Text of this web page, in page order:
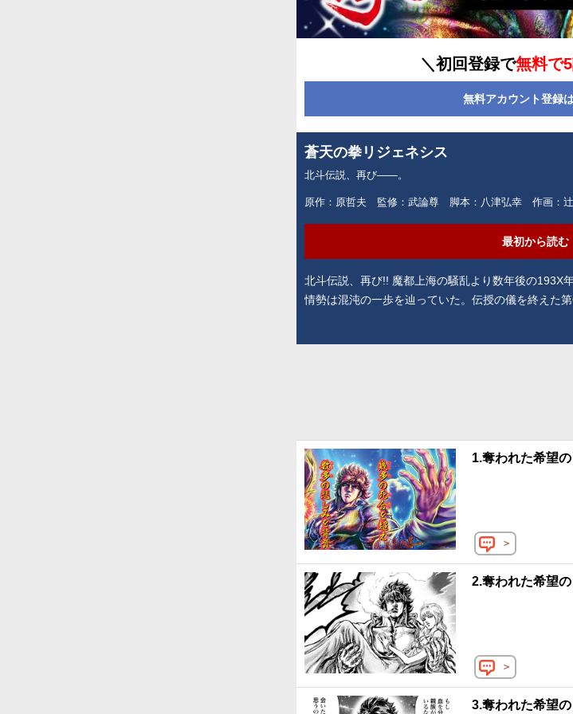
＼初回登録で無料で
無料アカウント登録
蒼天の拳リジェネシス
北斗伝説、再び――。
原作：原哲夫 監修：武論尊 脚本：八津弘幸 作画：
最初から読む
北斗伝説、再び!! 魔都上海の騒乱より数年後の193X
情勢は混沌の一歩を辿っていた。伝授の儀を終えた
た、止められぬ歴史の渦に巻き込まれていく。北斗
1.奪われた希望
＞
2.奪われた希望
＞
3.奪われた希望